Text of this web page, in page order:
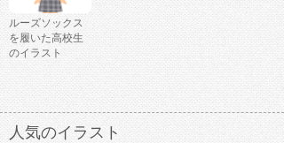
ルーズソックス
を履いた高校生
のイラスト
人気のイラスト